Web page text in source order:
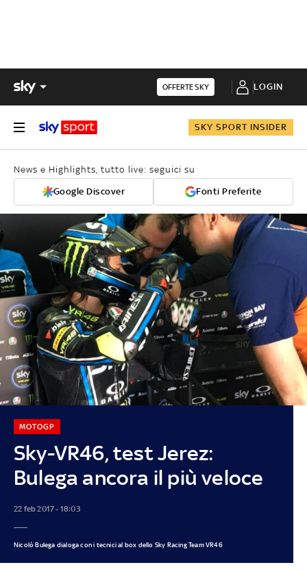
OFFERTE SKY LOGIN
SKY SPORT INSIDER
News e Highlights, tutto live: seguici su
Google Discover Fonti Preferite
Sky-VR46, test Jerez:
Bulega ancora il più veloce
MOTOGP
22 feb 2017 - 18:03
Nicolò Bulega dialoga con i tecnici al box dello Sky Racing Team VR46